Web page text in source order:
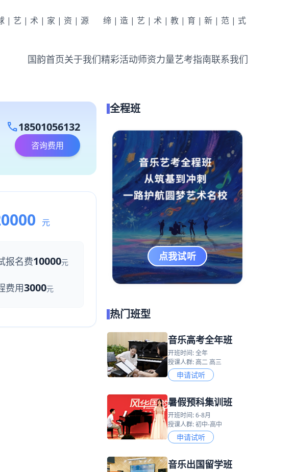
|艺|术|家|资|源 缔|造|艺|术|教|育|新|范|式
国韵首页关于我们精彩活动师资力量艺考指南联系我们
call18501056132
咨询费用
元
报名费10000元
费用3000元
全程班
点我试听
热门班型
音乐高考全年班
开班时间: 全年
授课人群: 高二 高三
申请试听
暑假预科集训班
开班时间: 6-8月
授课人群: 初中-高中
申请试听
音乐出国留学班